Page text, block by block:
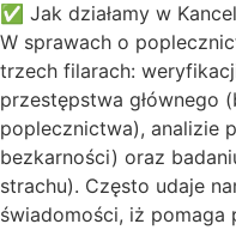
✅ Jak działamy w
W sprawach o
trzech filarach:
przestępstwa głównego
poplecznictwa), analizie
bezkarności) oraz
strachu). Często udaje
świadomości, iż pomaga